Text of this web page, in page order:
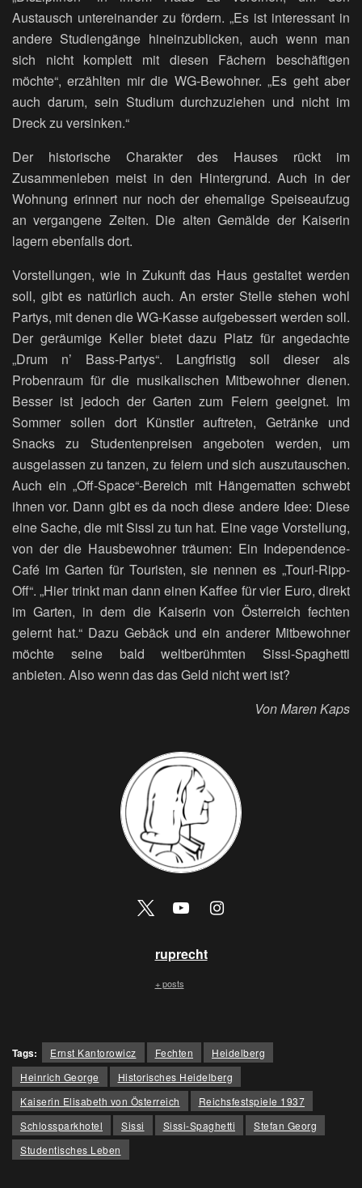
Austausch untereinander zu fördern. „Es ist interessant in
andere Studiengänge hineinzublicken, auch wenn man
sich nicht komplett mit diesen Fächern beschäftigen
möchte“, erzählten mir die WG-Bewohner. „Es geht aber
auch darum, sein Studium durchzuziehen und nicht im
Dreck zu versinken.“
Der historische Charakter des Hauses rückt im
Zusammenleben meist in den Hintergrund. Auch in der
Wohnung erinnert nur noch der ehemalige Speiseaufzug
an vergangene Zeiten. Die alten Gemälde der Kaiserin
lagern ebenfalls dort.
Vorstellungen, wie in Zukunft das Haus gestaltet werden
soll, gibt es natürlich auch. An erster Stelle stehen wohl
Partys, mit denen die WG-Kasse aufgebessert werden soll.
Der geräumige Keller bietet dazu Platz für angedachte
„Drum n’ Bass-Partys“. Langfristig soll dieser als
Probenraum für die musikalischen Mitbewohner dienen.
Besser ist jedoch der Garten zum Feiern geeignet. Im
Sommer sollen dort Künstler auftreten, Getränke und
Snacks zu Studentenpreisen angeboten werden, um
ausgelassen zu tanzen, zu feiern und sich auszutauschen.
Auch ein „Off-Space“-Bereich mit Hängematten schwebt
ihnen vor. Dann gibt es da noch diese andere Idee: Diese
eine Sache, die mit Sissi zu tun hat. Eine vage Vorstellung,
von der die Hausbewohner träumen: Ein Independence-
Café im Garten für Touristen, sie nennen es „Touri-Ripp-
Off“. „Hier trinkt man dann einen Kaffee für vier Euro, direkt
im Garten, in dem die Kaiserin von Österreich fechten
gelernt hat.“ Dazu Gebäck und ein anderer Mitbewohner
möchte seine bald weltberühmten Sissi-Spaghetti
anbieten. Also wenn das das Geld nicht wert ist?
Von Maren Kaps
ruprecht
+ posts
Tags: Ernst Kantorowicz Fechten
Heidelberg
Heinrich George
Historisches Heidelberg
Kaiserin Elisabeth von Österreich
Reichsfestspiele 1937
Schlossparkhotel
Sissi Sissi-Spaghetti
Stefan Georg
Studentisches Leben